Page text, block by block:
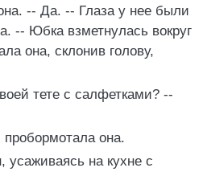
-- Да. -- Глаза у нее были
-- Юбка взметнулась вокруг
она, склонив голову,
тете с салфетками? --
она.
усаживаясь на кухне с